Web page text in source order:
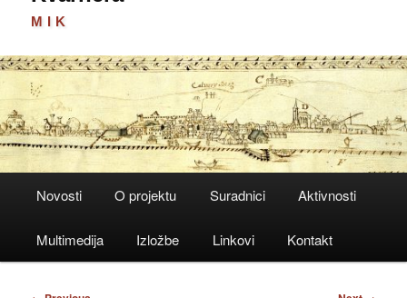
MIK
Novosti O projektu Suradnici Aktivnosti
Multimedija Izložbe Linkovi Kontakt